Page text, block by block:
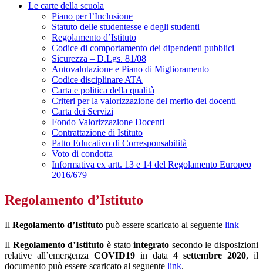
Le carte della scuola
Piano per l’Inclusione
Statuto delle studentesse e degli studenti
Regolamento d’Istituto
Codice di comportamento dei dipendenti pubblici
Sicurezza – D.Lgs. 81/08
Autovalutazione e Piano di Miglioramento
Codice disciplinare ATA
Carta e politica della qualità
Criteri per la valorizzazione del merito dei docenti
Carta dei Servizi
Fondo Valorizzazione Docenti
Contrattazione di Istituto
Patto Educativo di Corresponsabilità
Voto di condotta
Informativa ex artt. 13 e 14 del Regolamento Europeo
2016/679
Regolamento d’Istituto
Il Regolamento d’Istituto può essere scaricato al seguente link
Il Regolamento d’Istituto è stato integrato secondo le disposizioni
relative all’emergenza COVID19 in data 4 settembre 2020, il
documento può essere scaricato al seguente link.